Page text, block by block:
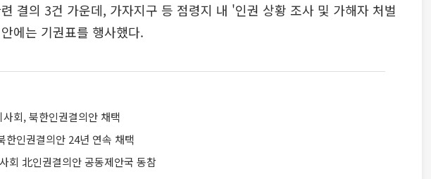
결의 3건 가운데, 가자지구 등 점령지 내 '인권 상황 조사 및 가해자 처벌
에는 기권표를 행사했다.
회, 북한인권결의안 채택
한인권결의안 24년 연속 채택
회 北인권결의안 공동제안국 동참